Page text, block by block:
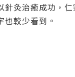
針灸治癒成功，
也較少看到。